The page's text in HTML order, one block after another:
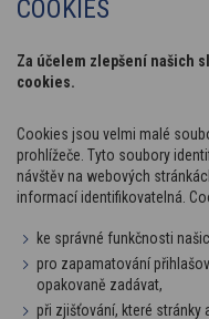
COOKIES
Za účelem zlepšení našich
cookies.
Cookies jsou velmi malé
prohlížeče. Tyto soubory
návštěv na webových
informací identifikovatelná.
ke správné funkčnosti
pro zapamatování
opakovaně zadávat,
při zjišťování, které stránky